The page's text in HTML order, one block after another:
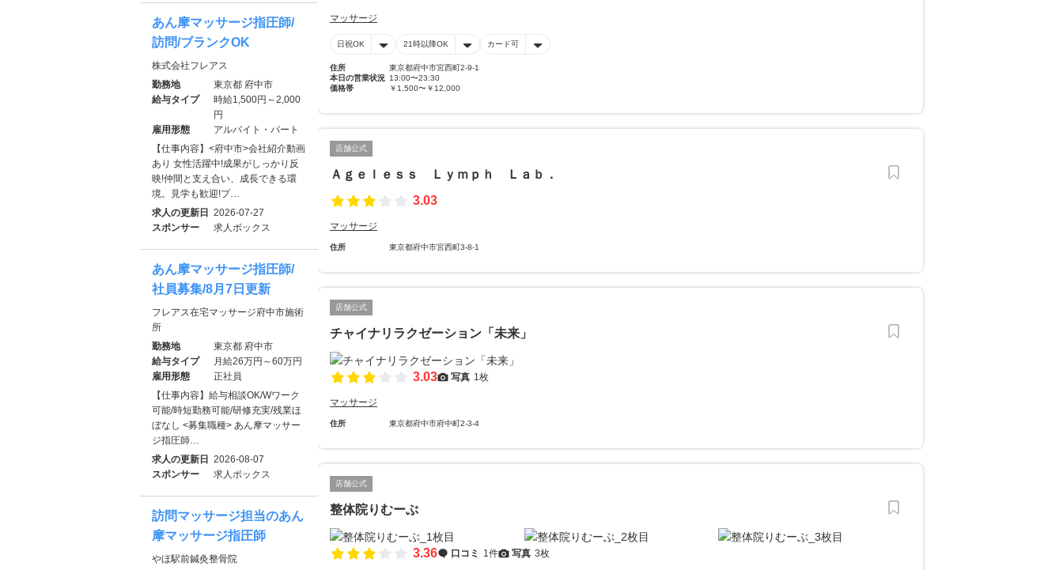
マッサージ
日祝OK 21時以降OK カード可
住所
東京都府中市宮西町2-9-1
本日の営業状況 13:00〜23:30
価格帯
￥1,500〜￥12,000
店舗公式
Ａｇｅｌｅｓｓ Ｌｙｍｐｈ Ｌａｂ．
3.03
マッサージ
住所 東京都府中市宮西町3-8-1
店舗公式
チャイナリラクゼーション「未来」
3.03 写真 1枚
マッサージ
住所 東京都府中市府中町2-3-4
店舗公式
整体院りむーぶ
3.36 口コミ 1件 写真 3枚
あん摩マッサージ指圧師/
訪問/ブランクOK
株式会社フレアス
勤務地
東京都 府中市
給与タイプ
時給1,500円～2,000
円
雇用形態
アルバイト・パート
【仕事内容】<府中市>会社紹介動画
あり 女性活躍中!成果がしっかり反
映!仲間と支え合い、成長できる環
境。見学も歓迎!プ…
求人の更新日 2026-07-27
スポンサー
求人ボックス
あん摩マッサージ指圧師/
社員募集/8月7日更新
フレアス在宅マッサージ府中市施術
所
勤務地
東京都 府中市
給与タイプ
月給26万円～60万円
雇用形態
正社員
【仕事内容】給与相談OK/Wワーク
可能/時短勤務可能/研修充実/残業ほ
ぼなし <募集職種> あん摩マッサー
ジ指圧師…
求人の更新日 2026-08-07
スポンサー
求人ボックス
訪問マッサージ担当のあん
摩マッサージ指圧師
やほ駅前鍼灸整骨院